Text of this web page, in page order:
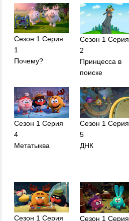
Сезон 1 Серия
1
Почему?
Сезон 1 Серия
2
Принцесса в
поиске
Сезон 1 Серия
4
Метатыква
Сезон 1 Серия
5
ДНК
Сезон 1 Серия
Сезон 1 Серия